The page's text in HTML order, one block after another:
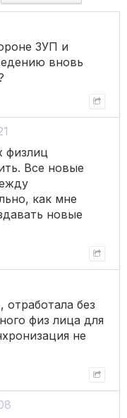
ЗУП и
вновь
физлиц
Все новые
как мне
новые
отработала без
физ лица для
не